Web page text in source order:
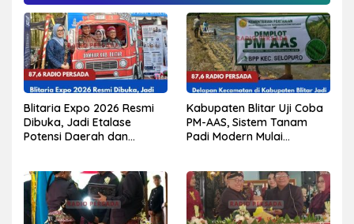
Blitaria Expo 2026 Resmi
Dibuka, Jadi Etalase
Potensi Daerah dan
Kabupaten Blitar Uji Coba
PM-AAS, Sistem Tanam
Padi Modern Mulai